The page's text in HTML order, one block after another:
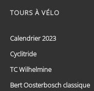
TOURS À VÉLO
Calendrier 2023
Cyclitride
TC Wilhelmine
Bert Oosterbosch classique